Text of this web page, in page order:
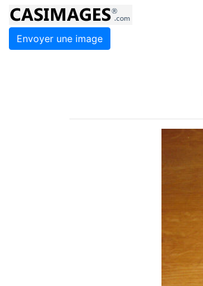
Envoyer une image